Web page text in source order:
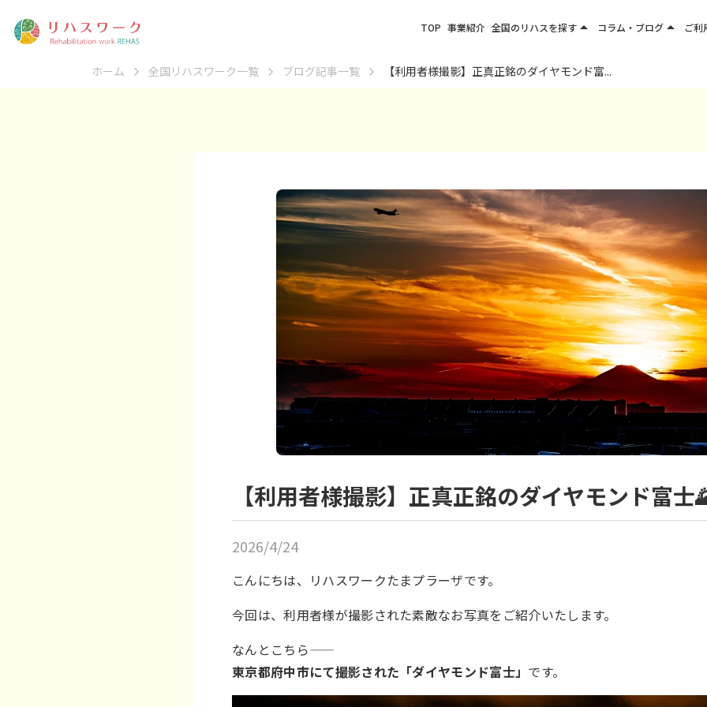
ホーム 全国リハスワーク一覧 ブログ記事一覧 【利用者様撮影】正真正銘のダイヤモンド富...
【利用者様撮影】正真正銘のダイヤモンド富士
2026/4/24
こんにちは、リハスワークたまプラーザです。
今回は、利用者様が撮影された素敵なお写真をご紹介いたします。
なんとこちら――
東京都府中市にて撮影された「ダイヤモンド富士」 です。
TOP 事業紹介 全国のリハスを探すarrow_drop_up
東北エリア
四国・九州エリア
コラム・ブログarrow_drop_up
事業所ブログ
ご利